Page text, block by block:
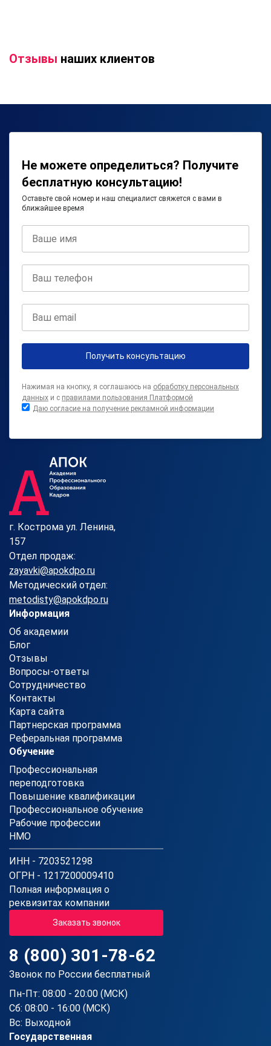
Отзывы наших клиентов
Не можете определиться? Получите
бесплатную консультацию!
Оставьте свой номер и наш специалист свяжется с вами в
ближайшее время
Получить консультацию
Нажимая на кнопку, я соглашаюсь на обработку персональных
данных и с правилами пользования Платформой
Даю согласие на получение рекламной информации
г. Кострома ул. Ленина,
157
Отдел продаж:
zayavki@apokdpo.ru
Методический отдел:
metodisty@apokdpo.ru
Информация
Об академии
Блог
Отзывы
Вопросы-ответы
Сотрудничество
Контакты
Карта сайта
Партнерская программа
Реферальная программа
Обучение
Профессиональная
переподготовка
Повышение квалификации
Профессиональное обучение
Рабочие профессии
НМО
ИНН - 7203521298
ОГРН - 1217200009410
Полная информация о
реквизитах компании
Заказать звонок
8 (800) 301-78-62
Звонок по России бесплатный
Пн-Пт: 08:00 - 20:00 (МСК)
Сб: 08:00 - 16:00 (МСК)
Вс: Выходной
Государственная